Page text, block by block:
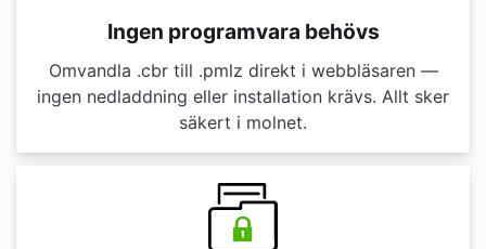
Ingen programvara behövs
Omvandla .cbr till .pmlz direkt i webbläsaren —
ingen nedladdning eller installation krävs. Allt sker
säkert i molnet.